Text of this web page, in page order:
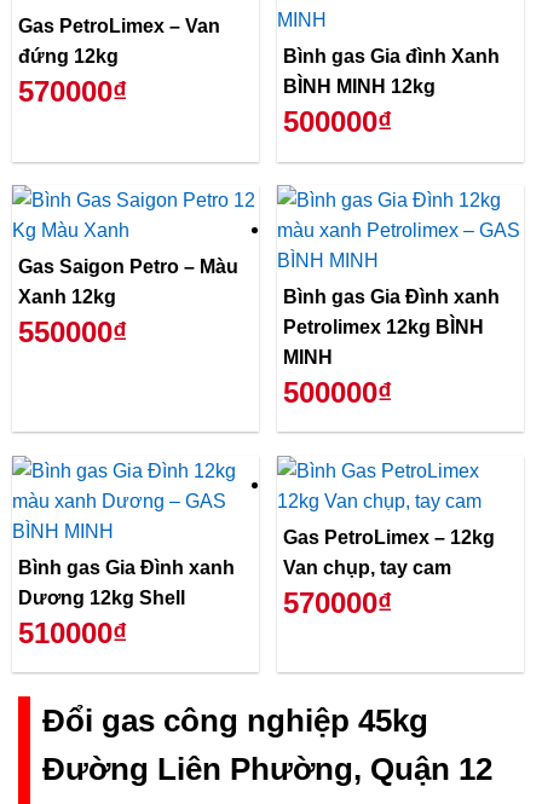
Gas PetroLimex – Van
đứng 12kg
570000₫
Bình gas Gia đình Xanh
BÌNH MINH 12kg
500000₫
Gas Saigon Petro – Màu
Xanh 12kg
550000₫
Bình gas Gia Đình xanh
Petrolimex 12kg BÌNH
MINH
500000₫
Bình gas Gia Đình xanh
Dương 12kg Shell
510000₫
Gas PetroLimex – 12kg
Van chụp, tay cam
570000₫
Đổi gas công nghiệp 45kg
Đường Liên Phường, Quận 12